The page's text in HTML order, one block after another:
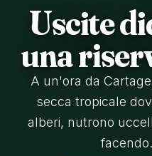
Uscite
una
A un'ora da
secca tropicale
alberi, nutrono